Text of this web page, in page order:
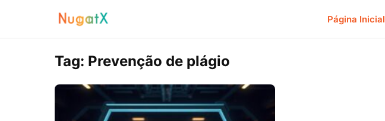
Página Inicial
Tag: Prevenção de plágio